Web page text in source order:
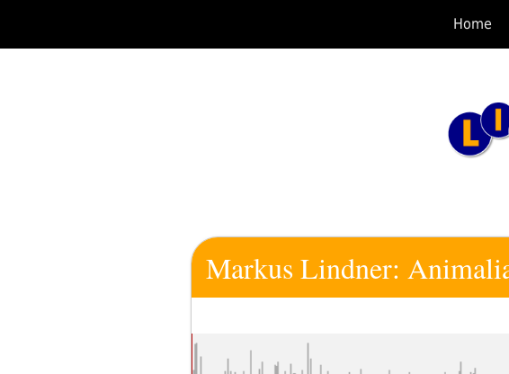
springen
Home
Markus Lindner: